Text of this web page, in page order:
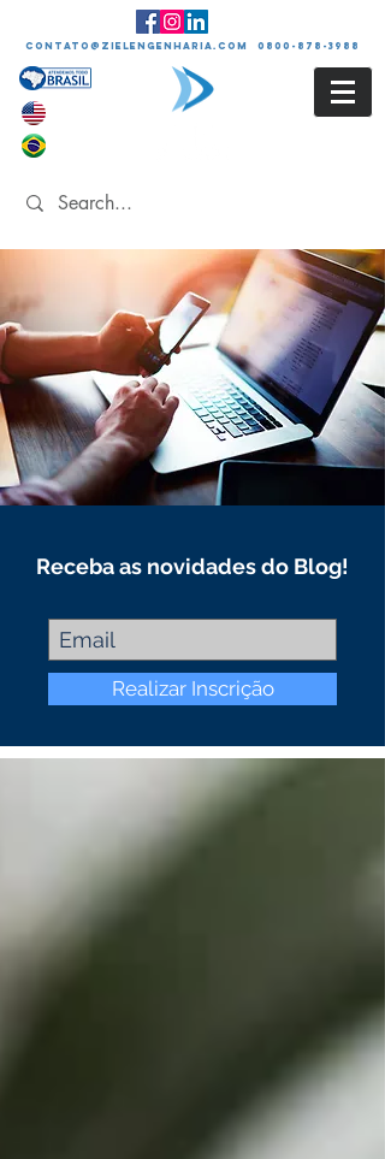
contato@zielengenharia.com 0800-878-3988
Receba as novidades do Blog!
Realizar Inscrição